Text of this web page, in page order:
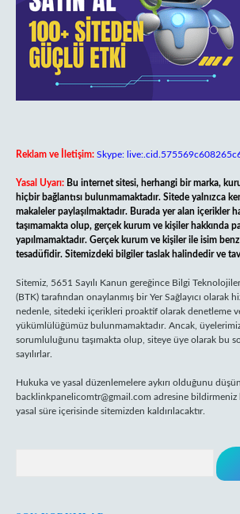
Reklam ve İletişim: Skype:
Yasal Uyarı: Bu internet sitesi, herhangi bir marka,
hiçbir bağlantısı bulunmamaktadır. Sitede yalnızca
makaleler paylaşılmaktadır. Burada yer alan içerikler
taşımamakta olup, gerçek kurum ve kişiler hakkında
yapılmamaktadır. Gerçek kurum ve kişiler ile isim
tesadüfidir. Sitemizdeki bilgiler taslak halindedir ve
Sitemiz, 5651 Sayılı Kanun gereğince Bilgi
(BTK) tarafından onaylanmış bir Yer Sağlayıcı olarak
nedenle, sitedeki içerikleri proaktif olarak denetleme
yükümlülüğümüz bulunmamaktadır. Ancak,
sorumluluğunu taşımakta olup, siteye üye olarak bu
sayılırlar.
Hukuka ve yasal düzenlemelere aykırı olduğunu
backlinkpanelicomtr@gmail.com adresine
yasal süre içerisinde sitemizden kaldırılacaktır.